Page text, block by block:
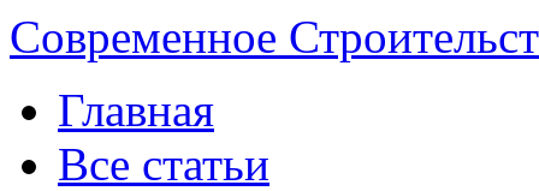
Современное
Главная
Все статьи